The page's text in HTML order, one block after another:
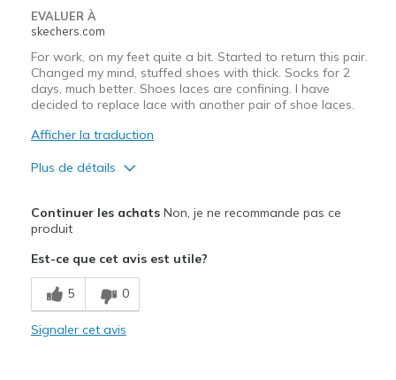
EVALUER À
skechers.com
For work, on my feet quite a bit. Started to return this pair.
Changed my mind, stuffed shoes with thick. Socks for 2
days, much better. Shoes laces are confining. I have
decided to replace lace with another pair of shoe laces.
Afficher la traduction
Plus de détails
Attractive Design
Breathe Well
Durable
Le contre
Continuer les achatsNon, je ne recommande pas ce
produit
Est-ce que cet avis est utile?
5 0
Signaler cet avis